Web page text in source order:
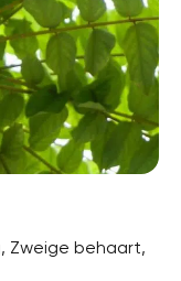
Zweige behaart,